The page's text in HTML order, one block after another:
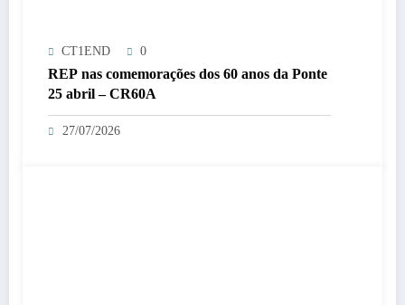
CT1END 0
REP nas comemorações dos 60 anos da Ponte
25 abril – CR60A
27/07/2026